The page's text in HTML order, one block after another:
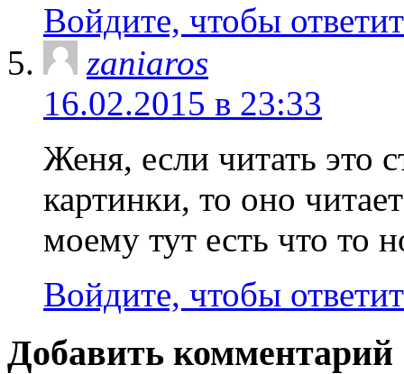
Войдите, чтобы
zaniaros
16.02.2015 в 23:33
Женя, если читать это
картинки, то оно
моему тут есть что то
Войдите, чтобы
Добавить комментарий